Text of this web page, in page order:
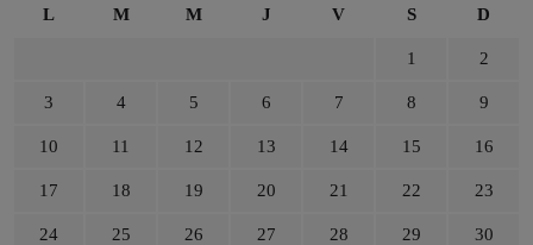
L M M J V S D
1 2
3 4 5 6 7 8 9
10 11 12 13 14 15 16
17 18 19 20 21 22 23
24 25 26 27 28 29 30